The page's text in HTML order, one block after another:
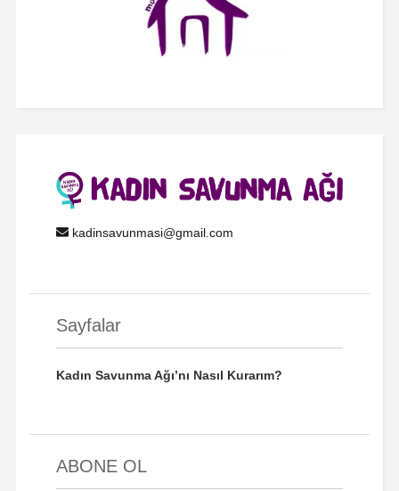
kadinsavunmasi@gmail.com
Sayfalar
Kadın Savunma Ağı’nı Nasıl Kurarım?
ABONE OL